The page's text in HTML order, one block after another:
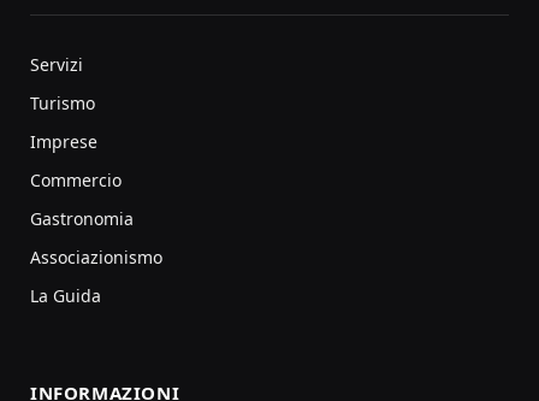
Servizi
Turismo
Imprese
Commercio
Gastronomia
Associazionismo
La Guida
INFORMAZIONI